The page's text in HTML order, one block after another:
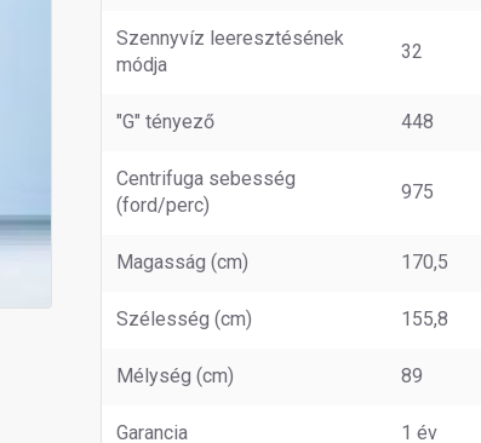
Szennyvíz leeresztésének
módja
32
"G" tényező 448
Centrifuga sebesség
(ford/perc)
975
Magasság (cm) 170,5
Szélesség (cm) 155,8
Mélység (cm) 89
Garancia 1 év